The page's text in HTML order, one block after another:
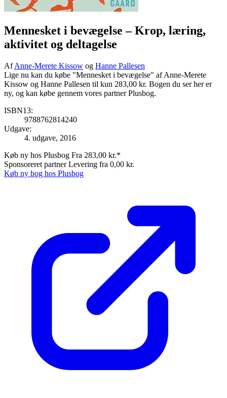
Mennesket i bevægelse– Krop, læring,
aktivitet og deltagelse
AfAnne-Merete Kissow og Hanne Pallesen
Lige nu kan du købe "Mennesket i bevægelse" af Anne-Merete
Kissow og Hanne Pallesen til kun 283,00 kr. Bogen du ser her er
ny, og kan købe gennem vores partner Plusbog.
ISBN13:
9788762814240
Udgave:
4. udgave, 2016
Køb ny hos Plusbog Fra 283,00 kr.*
Sponsoreret partnerLevering fra 0,00 kr.
Køb ny bog hos Plusbog